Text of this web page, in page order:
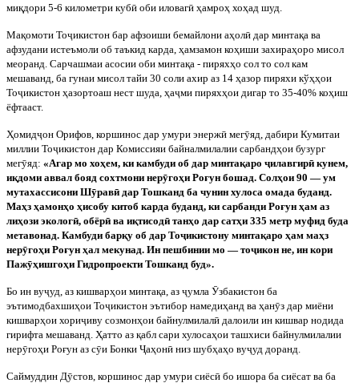
миқдори 5-6 километри кубӣ оби иловагӣ ҳамроҳ хоҳад шуд.
Мақомоти Тоҷикистон бар афзоиши бемайлони аҳолӣ дар минтақа ва
афзудани истеъмоли об таъкид карда, ҳамзамон коҳиши захираҳоро мисол
меоранд. Сарчашмаи асосии оби минтақа - пиряхҳо сол то сол кам
мешаванд, ба гунаи мисол тайи 30 соли ахир аз 14 ҳазор пиряхи кўҳҳои
Тоҷикистон ҳазортоаш нест шуда, ҳаҷми пиряхҳои дигар то 35-40% коҳиш
ёфтааст.
Ҳомидҷон Орифов, коршинос дар умури энержӣ мегӯяд, дабири Кумитаи
миллии Тоҷикистон дар Комиссияи байналмилалии сарбандҳои бузург
мегӯяд: «Агар мо хоҳем, ки камбуди об дар минтақаро ҷилавгирӣ кунем,
иқдоми аввал бояд сохтмони нерӯгоҳи Роғун бошад. Солҳои 90 — ум
мутахассисони Шӯравӣ дар Тошканд ба чунин хулоса омада буданд.
Маҳз ҳамонҳо ҳисобу китоб карда буданд, ки сарбанди Роғун ҳам аз
лиҳози экологӣ, обёрӣ ва иқтисодӣ танҳо дар сатҳи 335 метр муфид буда
метавонад. Камбуди барқу об дар Тоҷикистону минтақаро ҳам маҳз
нерӯгоҳи Роғун ҳал мекунад. Ин пешбинии мо — тоҷикон не, ин кори
Пажӯҳишгоҳи Гидропроекти Тошканд буд».
Бо ин вуҷуд, аз кишварҳои минтақа, аз ҷумла Ӯзбакистон ба
эътимодбахшиҳои Тоҷикистон эътибор намедиҳанд ва ҳанӯз дар миёни
кишварҳои хориҷиву созмонҳои байнулмилалӣ далоили ин кишвар нодида
гирифта мешаванд. Ҳатто аз қабл сари хулосаҳои ташхиси байнулмилалии
нерӯгоҳи Роғун аз сӯи Бонки Ҷаҳонӣ низ шубҳаҳо вуҷуд доранд.
Саймуддин Дӯстов, коршинос дар умури сиёсӣ бо ишора ба сиёсат ва ба